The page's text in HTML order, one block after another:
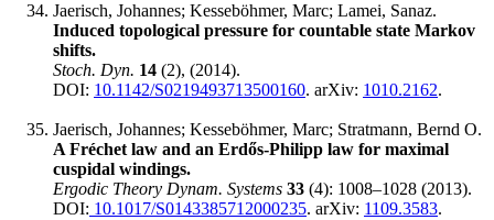
Jaerisch, Johannes; Kesseböhmer, Marc; Lamei, Sanaz.
Induced topological pressure for countable state Markov
shifts.
Stoch. Dyn. 14 (2), (2014).
DOI: 10.1142/S0219493713500160. arXiv: 1010.2162.
Jaerisch, Johannes; Kesseböhmer, Marc; Stratmann, Bernd O.
A Fréchet law and an Erdős-Philipp law for maximal
cuspidal windings.
Ergodic Theory Dynam. Systems 33 (4): 1008–1028 (2013).
DOI: 10.1017/S0143385712000235. arXiv: 1109.3583.